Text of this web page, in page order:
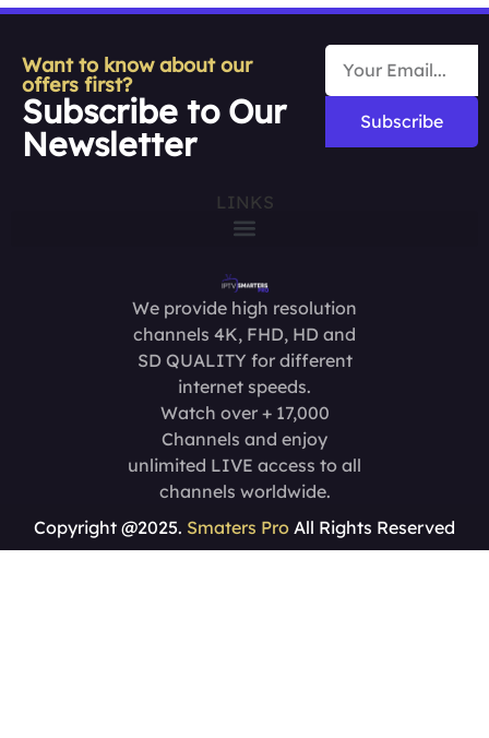
Want to know about our
offers first?
Subscribe to Our
Newsletter
Subscribe
LINKS
We provide high resolution
channels 4K, FHD, HD and
SD QUALITY for different
internet speeds.
Watch over + 17,000
Channels and enjoy
unlimited LIVE access to all
channels worldwide.
Copyright @2025. Smaters Pro All Rights Reserved